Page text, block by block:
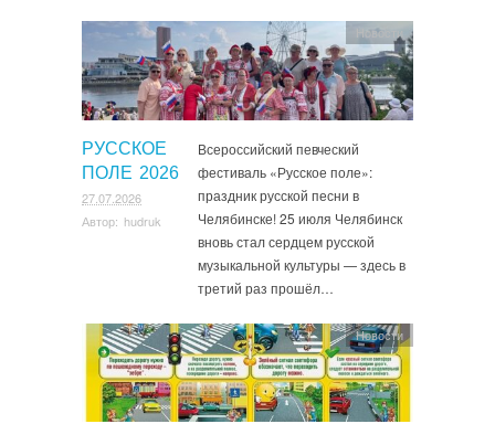
РУССКОЕ
ПОЛЕ 2026
27.07.2026
Автор: hudruk
Новости
Всероссийский певческий
фестиваль «Русское поле»:
праздник русской песни в
Челябинске! 25 июля Челябинск
вновь стал сердцем русской
музыкальной культуры — здесь в
третий раз прошёл…
Новости